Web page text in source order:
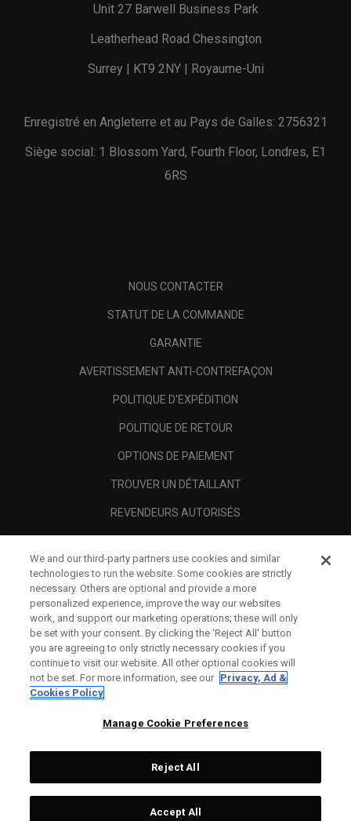
Unit 27 Barwell Business Park
Leatherhead Road Chessington
Surrey | KT9 2NY | Royaume-Uni
Enregistré en Angleterre et au Pays de Galles: 2756321
Siège social: 1 Blossom Yard, Fourth Floor, Londres, E1
6RS
NOUS CONTACTER
STATUT DE LA COMMANDE
GARANTIE
AVERTISSEMENT ANTI-CONTREFAÇON
POLITIQUE D'EXPÉDITION
POLITIQUE DE RETOUR
OPTIONS DE PAIEMENT
TROUVER UN DÉTAILLANT
REVENDEURS AUTORISÉS
A PROPOS
MENTIONS LÉGALES
Topgolf Callaway Brands.
All rights reserved.
We and our third-party partners use cookies and similar
technologies to run the website. Some cookies are strictly
necessary. Others are optional and provide a more
personalized experience, improve the way our websites
work, and support our marketing operations; these will only
be set with your consent. By clicking the ‘Reject All' button
you are agreeing to only strictly necessary cookies if you
continue to visit our website. All other optional cookies will
not be set. For more information, see our Privacy, Ad &
Cookies Policy
Manage Cookie Preferences
Reject All
Accept All